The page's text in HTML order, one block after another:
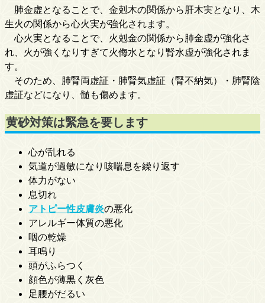
肺金虚となることで、金剋木の関係から肝木実となり、木
生火の関係から心火実が強化されます。
心火実となることで、火剋金の関係から肺金虚が強化さ
れ、火が強くなりすぎて火侮水となり腎水虚が強化されま
す。
そのため、肺腎両虚証・肺腎気虚証（腎不納気）・肺腎陰
虚証などになり、髄も傷めます。
黄砂対策は緊急を要します
心が乱れる
気道が過敏になり咳喘息を繰り返す
体力がない
息切れ
アトピー性皮膚炎の悪化
アレルギー体質の悪化
咽の乾燥
耳鳴り
頭がふらつく
顔色が薄黒く灰色
足腰がだるい